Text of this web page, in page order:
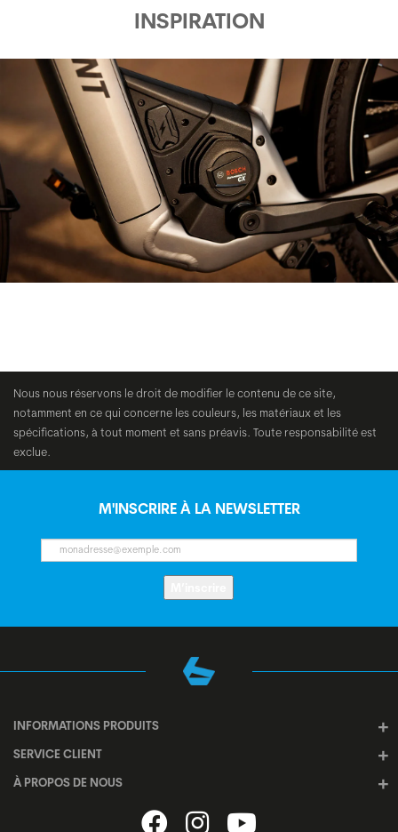
INSPIRATION
Nous nous réservons le droit de modifier le contenu de ce site,
notamment en ce qui concerne les couleurs, les matériaux et les
spécifications, à tout moment et sans préavis. Toute responsabilité est
exclue.
M'INSCRIRE À LA NEWSLETTER
INFORMATIONS PRODUITS
SERVICE CLIENT
À PROPOS DE NOUS